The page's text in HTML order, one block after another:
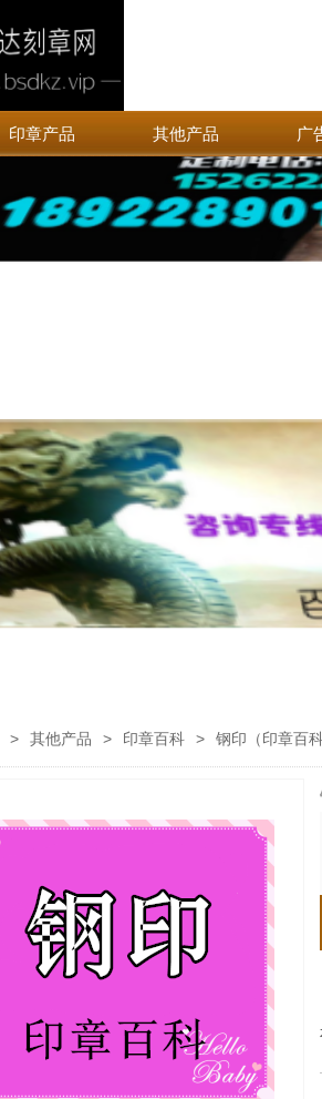
印章产品 其他产品 广
> 其他产品 > 印章百科 > 钢印（印章百